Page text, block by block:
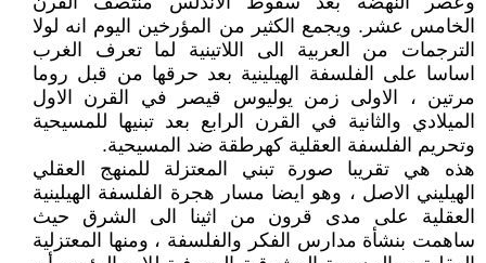
الخامس عشر. ويجمع الكثير من المؤرخين اليوم انه لولا
الترجمات من العربية الى اللاتينية لما تعرف الغرب
اساسا على الفلسفة الهيلينية بعد حرقها من قبل روما
مرتين ، الاولى زمن يوليوس قيصر في القرن الاول
الميلادي والثانية في القرن الرابع بعد تبنيها للمسيحية
وتحريم الفلسفة العقلية كهرطقة ضد المسيحية.
هذه هي تقريبا صورة تبني المعتزلة للمنهج العقلي
الهيليني الاصل ، وهو ايضا مسار هجرة الفلسفة الهيلينية
العقلية على مدى قرون من اثينا الى الشرق حيث
ساهمت بنشأة مدارس الفكر والفلسفة ، ومنها المعتزلية